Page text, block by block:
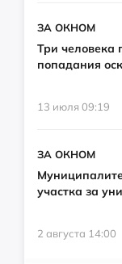
ЗА ОКНОМ
Три человека
попадания
13 июля 09:19
ЗА ОКНОМ
участка за
2 августа 14:00